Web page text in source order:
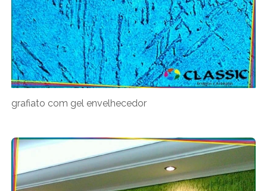
grafiato com gel envelhecedor